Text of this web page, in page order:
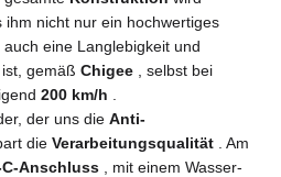
ihm nicht nur ein hochwertiges
eine Langlebigkeit und
gemäß Chigee
, selbst bei
200 km/h
der uns die Anti-
die Verarbeitungsqualität
. Am
C-Anschluss
, mit einem Wasser-